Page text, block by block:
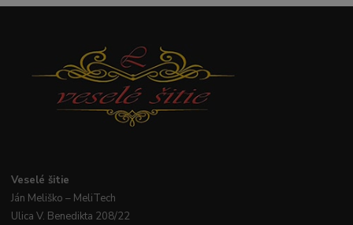
Veselé šitie
Ján Meliško – MeliTech
Ulica V. Benedikta 208/22